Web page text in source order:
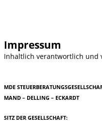
Impressum
Inhaltlich verantwortlich und
MDE
MAND – DELLING – ECKARDT
SITZ DER GESELLSCHAFT: